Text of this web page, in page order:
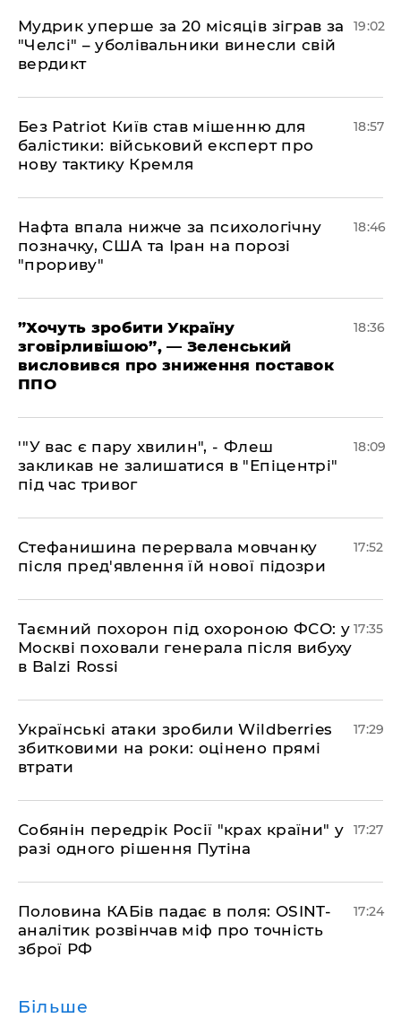
​Мудрик уперше за 20 місяців зіграв за
"Челсі" – уболівальники винесли свій
вердикт
19:02
​Без Patriot Київ став мішенню для
балістики: військовий експерт про
нову тактику Кремля
18:57
​Нафта впала нижче за психологічну
позначку, США та Іран на порозі
"прориву"
18:46
​”Хочуть зробити Україну
зговірливішою”, — Зеленський
висловився про зниження поставок
ППО
18:36
​'"У вас є пару хвилин", - Флеш
закликав не залишатися в "Епіцентрі"
під час тривог
18:09
​Стефанишина перервала мовчанку
після пред'явлення їй нової підозри
17:52
​Таємний похорон під охороною ФСО: у
Москві поховали генерала після вибуху
в Balzi Rossi
17:35
​Українські атаки зробили Wildberries
збитковими на роки: оцінено прямі
втрати
17:29
​Собянін передрік Росії "крах країни" у
разі одного рішення Путіна
17:27
​Половина КАБів падає в поля: OSINT-
аналітик розвінчав міф про точність
зброї РФ
17:24
Більше